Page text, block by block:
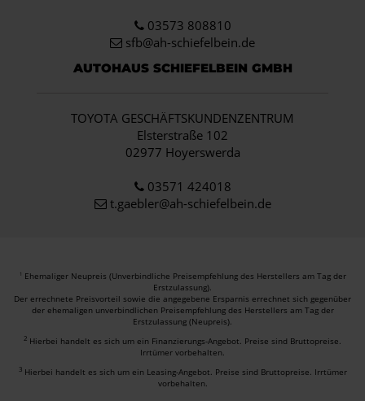
03573 808810
sfb@ah-schiefelbein.de
AUTOHAUS SCHIEFELBEIN GMBH
TOYOTA GESCHÄFTSKUNDENZENTRUM
Elsterstraße 102
02977 Hoyerswerda
03571 424018
t.gaebler@ah-schiefelbein.de
1 Ehemaliger Neupreis (Unverbindliche Preisempfehlung des Herstellers am Tag der
Erstzulassung).
Der errechnete Preisvorteil sowie die angegebene Ersparnis errechnet sich gegenüber
der ehemaligen unverbindlichen Preisempfehlung des Herstellers am Tag der
Erstzulassung (Neupreis).
2 Hierbei handelt es sich um ein Finanzierungs-Angebot. Preise sind Bruttopreise.
Irrtümer vorbehalten.
3 Hierbei handelt es sich um ein Leasing-Angebot. Preise sind Bruttopreise. Irrtümer
vorbehalten.